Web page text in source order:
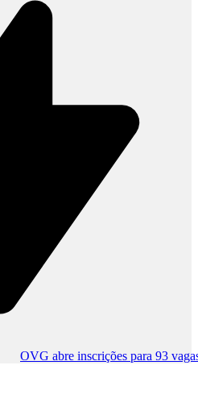
OVG abre inscrições para 93 vagas